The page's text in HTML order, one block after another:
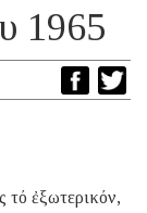
1965
τό ἐξωτερικόν,